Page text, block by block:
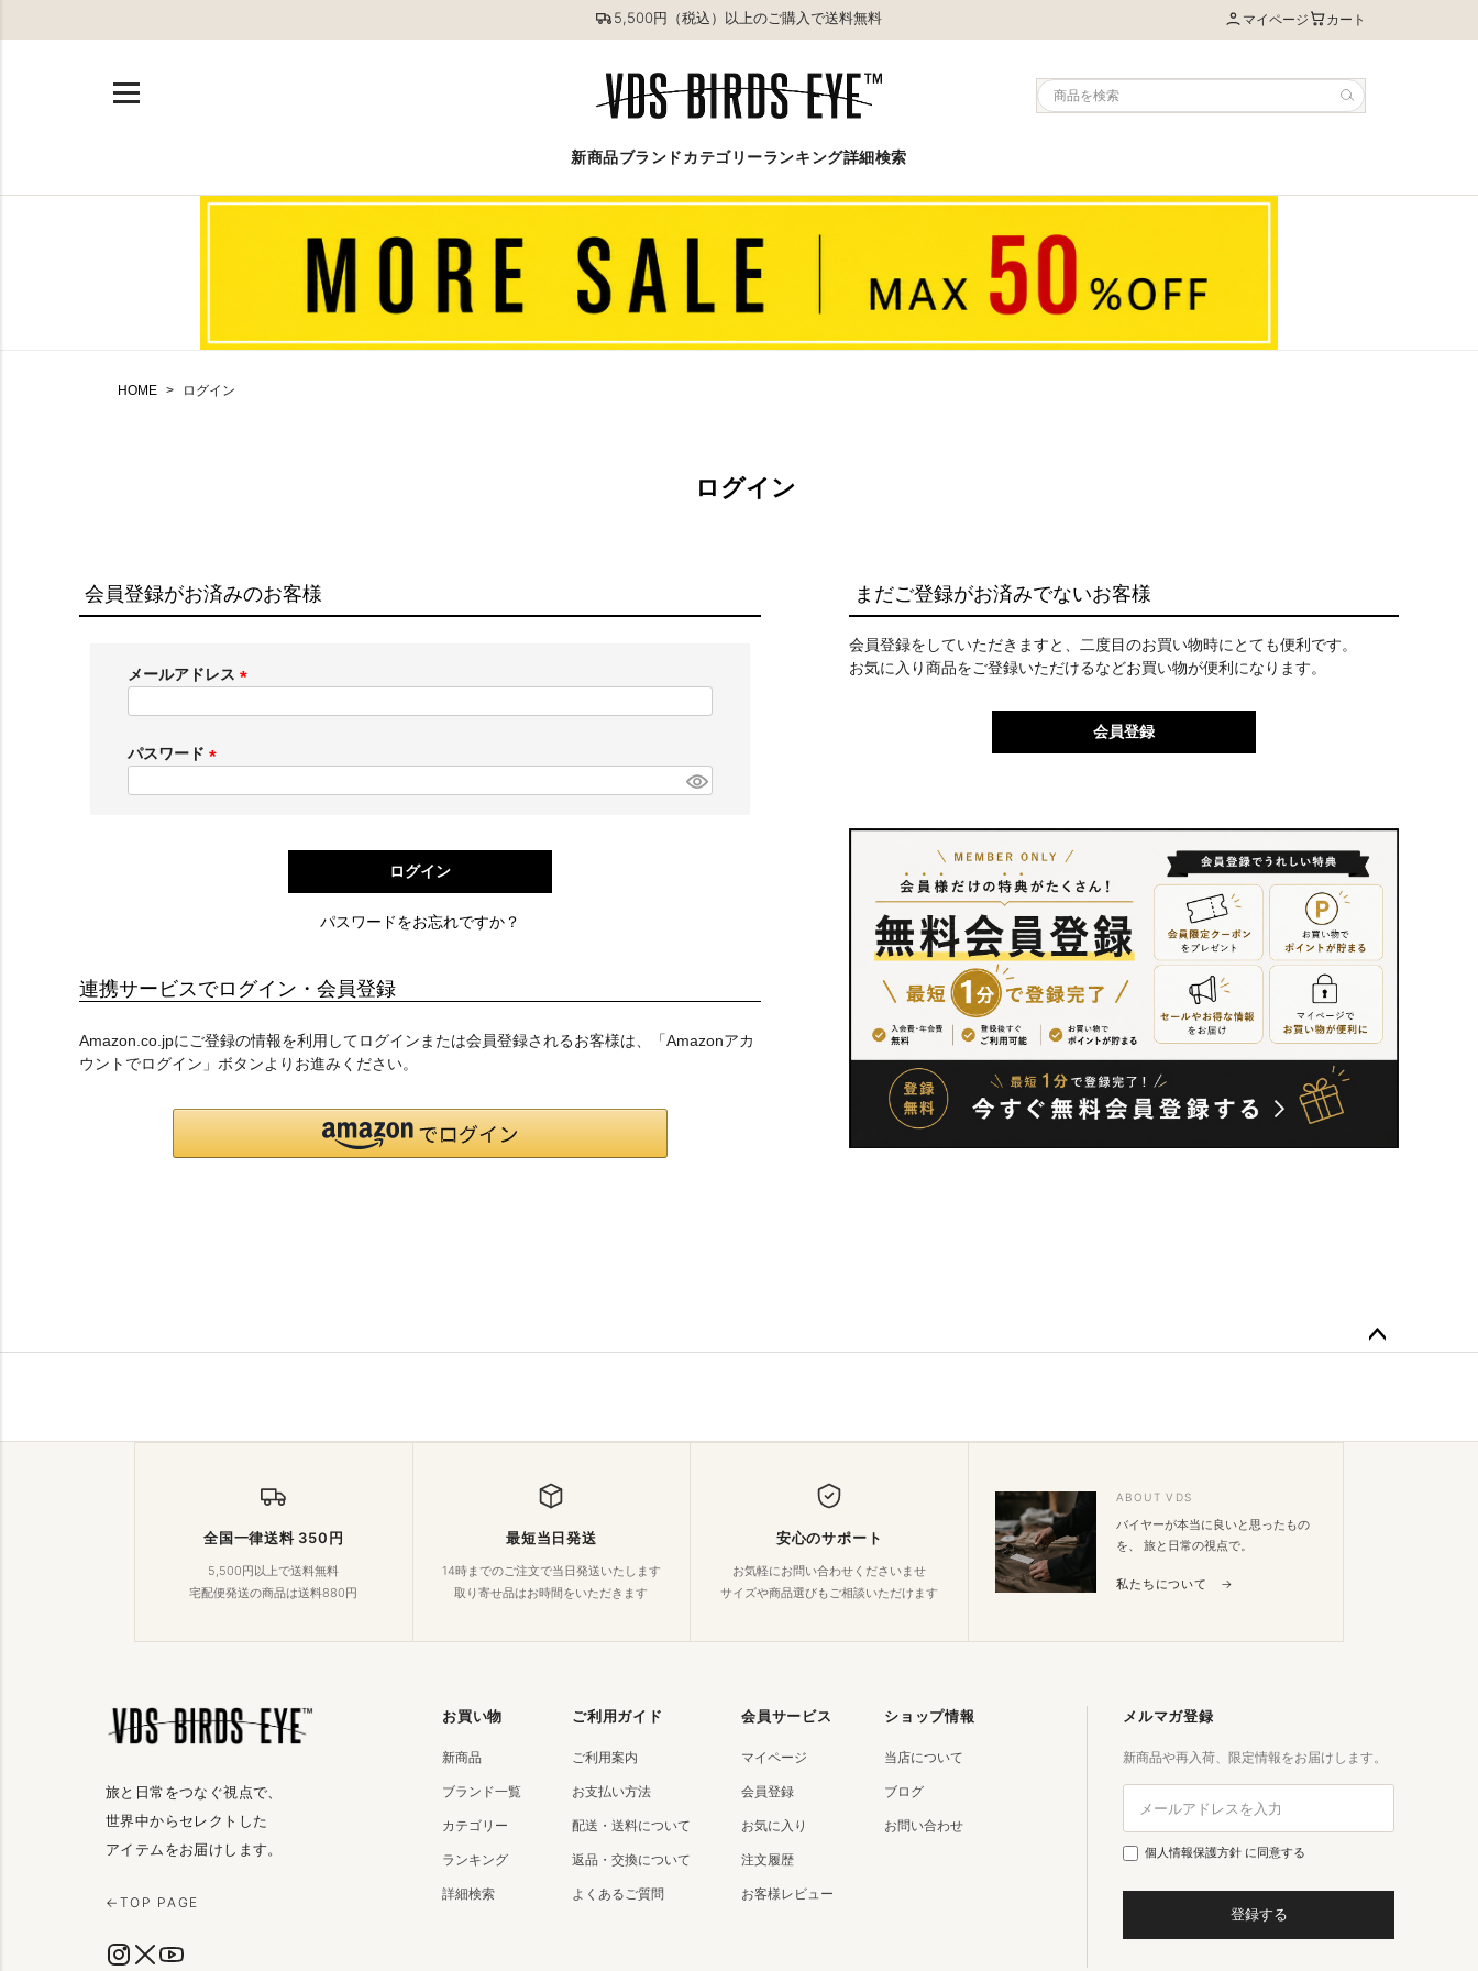
5,500円（税込）以上のご購入で送料無料 マイページ カート
新商品ブランドカテゴリーランキング詳細検索
HOME ログイン
ログイン
会員登録がお済みのお客様
メールアドレス
)
パスワード
ログイン
パスワードをお忘れですか？
連携サービスでログイン・会員登録
Amazon.co.jpにご登録の情報を利用してログインまたは会員登録されるお客様は、「Amazonアカ
ウントでログイン」ボタンよりお進みください。
まだご登録がお済みでないお客様
会員登録をしていただきますと、二度目のお買い物時にとても便利です。
お気に入り商品をご登録いただけるなどお買い物が便利になります。
会員登録
全国一律送料 350円
5,500円以上で送料無料
宅配便発送の商品は送料880円
最短当日発送
14時までのご注文で当日発送いたします
取り寄せ品はお時間をいただきます
安心のサポート
お気軽にお問い合わせくださいませ
サイズや商品選びもご相談いただけます
ABOUT VDS
バイヤーが本当に良いと思ったもの
を、 旅と日常の視点で。
私たちについて →
旅と日常をつなぐ視点で、
世界中からセレクトした
アイテムをお届けします。
← TOP PAGE
お買い物
新商品
ブランド一覧
カテゴリー
ランキング
詳細検索
ご利用ガイド
ご利用案内
お支払い方法
配送・送料について
返品・交換について
よくあるご質問
会員サービス
マイページ
会員登録
お気に入り
注文履歴
お客様レビュー
ショップ情報
当店について
ブログ
お問い合わせ
メルマガ登録
新商品や再入荷、限定情報をお届けします。
個人情報保護方針 に同意する
登録する